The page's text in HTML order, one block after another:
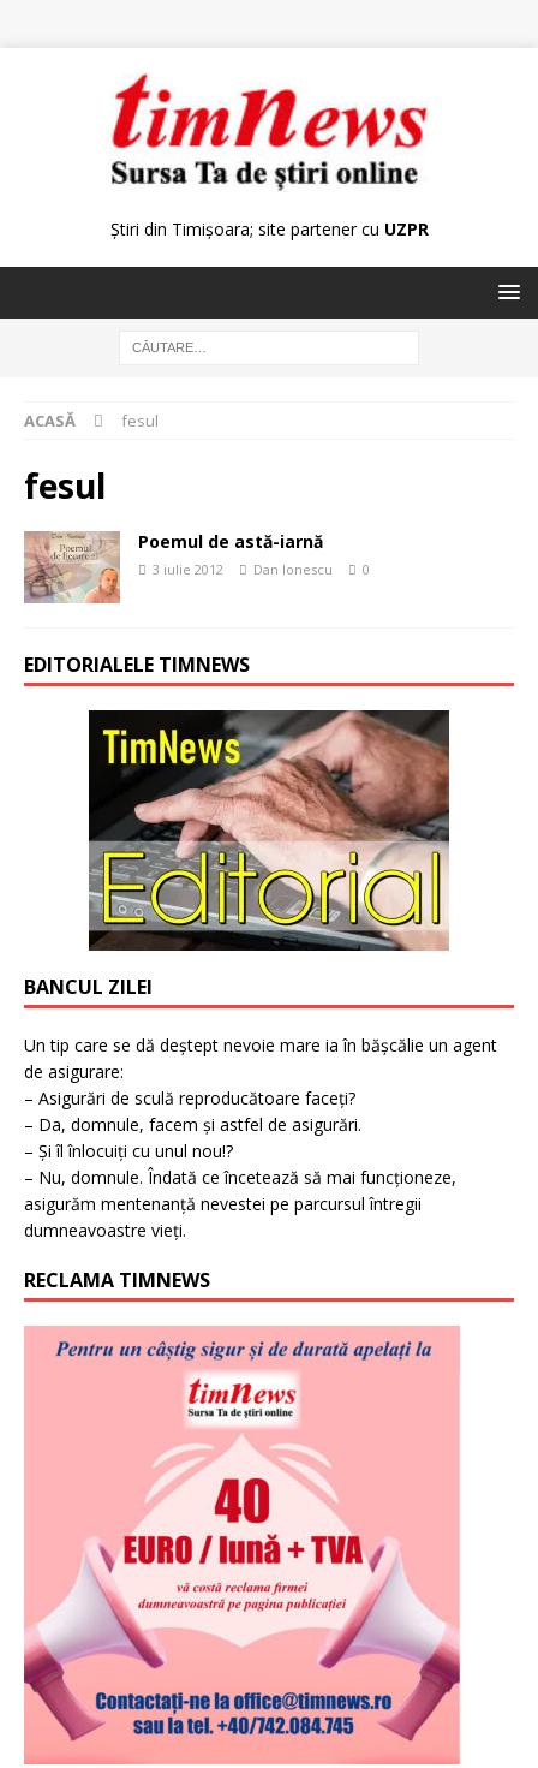
Știri din Timișoara; site partener cu UZPR
ACASĂ fesul
fesul
Poemul de astă-iarnă
3 iulie 2012 Dan Ionescu 0
EDITORIALELE TIMNEWS
BANCUL ZILEI
Un tip care se dă deștept nevoie mare ia în bășcălie un agent
de asigurare:
– Asigurări de sculă reproducătoare faceți?
– Da, domnule, facem și astfel de asigurări.
– Și îl înlocuiți cu unul nou!?
– Nu, domnule. Îndată ce încetează să mai funcționeze,
asigurăm mentenanță nevestei pe parcursul întregii
dumneavoastre vieți.
RECLAMA TIMNEWS